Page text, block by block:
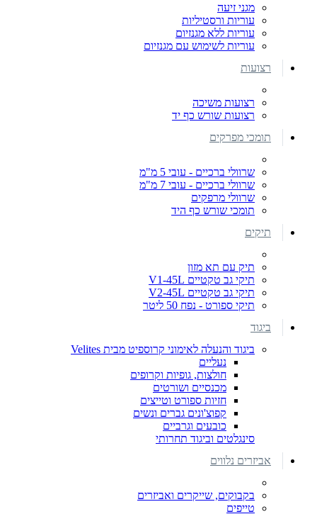
מגני זיעה
עוריות ורסטיליות
עוריות ללא מגנזיום
עוריות לשימוש עם מגנזיום
רצועות
רצועות משיכה
רצועות שורש כף יד
תומכי מפרקים
שרוולי ברכיים - עובי 5 מ"מ
שרוולי ברכיים - עובי 7 מ"מ
שרוולי מרפקים
תומכי שורש כף היד
תיקים
תיק עם תא מזון
תיקי גב טקטיים V1-45L
תיקי גב טקטיים V2-45L
תיקי ספורט - נפח 50 ליטר
ביגוד
ביגוד והנעלה לאימוני קרוספיט מבית Velites
נעליים
חולצות, גופיות וקרופים
מכנסיים ושורטים
חזיות ספורט וטייצים
קפוצ'ונים גברים ונשים
כובעים וגרביים
סינגלטים וביגוד תחרותי
אביזרים נלווים
בקבוקים, שייקרים ואביזרים
טייפים